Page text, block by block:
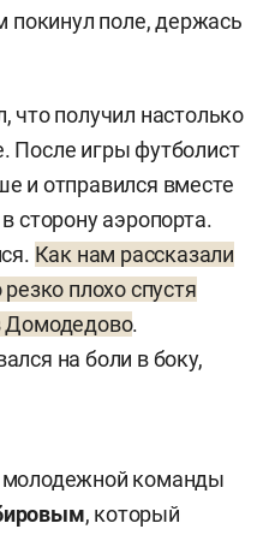
покинул поле, держась
получил настолько
После игры футболист
и отправился вместе
сторону аэропорта.
Как нам рассказали
плохо спустя
Домодедово.
на боли в боку,
команды
, который